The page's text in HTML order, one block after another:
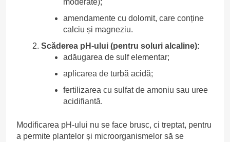
amendamente cu dolomit, care conține
calciu și magneziu.
Scăderea pH-ului (pentru soluri alcaline):
adăugarea de sulf elementar;
aplicarea de turbă acidă;
fertilizarea cu sulfat de amoniu sau uree
acidifiantă.
Modificarea pH-ului nu se face brusc, ci treptat, pentru
a permite plantelor și microorganismelor să se